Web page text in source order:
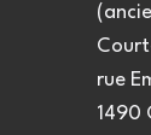
rue
1490